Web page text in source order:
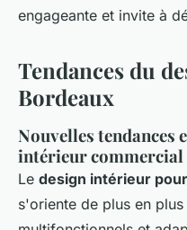
engageante et invite à
Tendances du
Bordeaux
Nouvelles tendances
intérieur commercial
Le design intérieur
s'oriente de plus en